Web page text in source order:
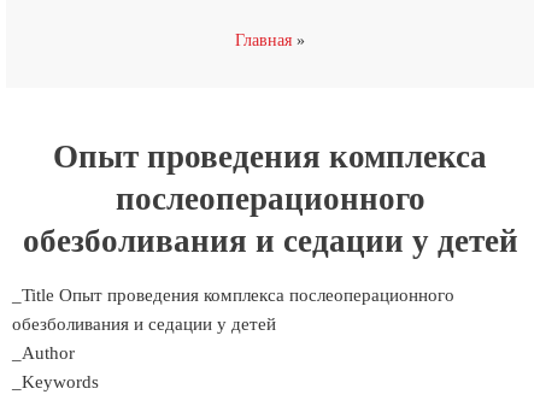
Главная
Опыт проведения комплекса
послеоперационного
обезболивания и седации у детей
_Title Опыт проведения комплекса послеоперационного
обезболивания и седации у детей
_Author
_Keywords